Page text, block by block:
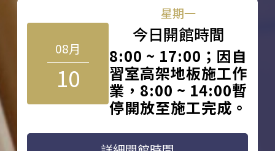
08月
10
星期一
今日開館時間
8:00 ~ 17:00；因自
習室高架地板施工作
業，8:00 ~ 14:00暫
停開放至施工完成。